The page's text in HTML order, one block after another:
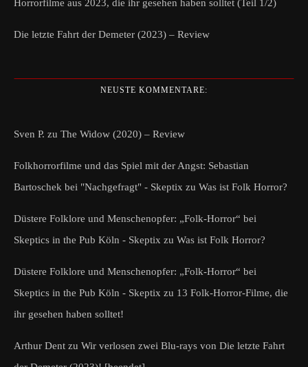
Horrorfilme aus 2023, die ihr gesehen haben solltet (Teil 1/2)
Die letzte Fahrt der Demeter (2023) – Review
NEUSTE KOMMENTARE:
Sven P. zu The Widow (2020) – Review
Folkhorrorfilme und das Spiel mit der Angst: Sebastian
Bartoschek bei "Nachgefragt" - Skeptix zu Was ist Folk Horror?
Düstere Folklore und Menschenopfer: „Folk-Horror“ bei
Skeptics in the Pub Köln - Skeptix zu Was ist Folk Horror?
Düstere Folklore und Menschenopfer: „Folk-Horror“ bei
Skeptics in the Pub Köln - Skeptix zu 13 Folk-Horror-Filme, die
ihr gesehen haben solltet!
Arthur Dent zu Wir verlosen zwei Blu-rays von Die letzte Fahrt